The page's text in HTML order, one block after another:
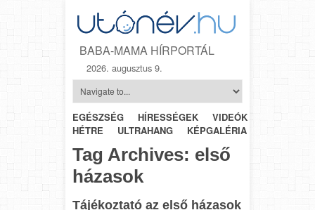
BABA-MAMA HÍRPORTÁL
2026. augusztus 9.
EGÉSZSÉG HÍRESSÉGEK VIDEÓK
HÉTRŐL-
HÉTRE
ULTRAHANG KÉPGALÉRIA
Tag Archives: első
házasok
Tájékoztató az első házasok